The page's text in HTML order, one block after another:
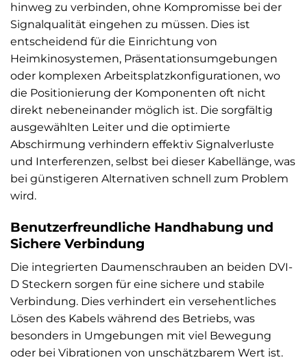
hinweg zu verbinden, ohne Kompromisse bei der
Signalqualität eingehen zu müssen. Dies ist
entscheidend für die Einrichtung von
Heimkinosystemen, Präsentationsumgebungen
oder komplexen Arbeitsplatzkonfigurationen, wo
die Positionierung der Komponenten oft nicht
direkt nebeneinander möglich ist. Die sorgfältig
ausgewählten Leiter und die optimierte
Abschirmung verhindern effektiv Signalverluste
und Interferenzen, selbst bei dieser Kabellänge, was
bei günstigeren Alternativen schnell zum Problem
wird.
Benutzerfreundliche Handhabung und
Sichere Verbindung
Die integrierten Daumenschrauben an beiden DVI-
D Steckern sorgen für eine sichere und stabile
Verbindung. Dies verhindert ein versehentliches
Lösen des Kabels während des Betriebs, was
besonders in Umgebungen mit viel Bewegung
oder bei Vibrationen von unschätzbarem Wert ist.